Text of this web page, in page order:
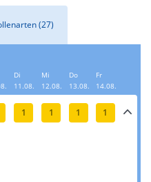
(27)
Di
11.08.
Mi
12.08.
Do
13.08.
Fr
14.08.
1 1 1 1